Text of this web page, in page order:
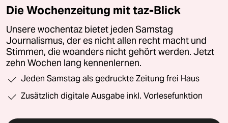
Die Wochenzeitung mit taz-Blick
Unsere wochentaz bietet jeden Samstag
Journalismus, der es nicht allen recht macht und
Stimmen, die woanders nicht gehört werden. Jetzt
zehn Wochen lang kennenlernen.
Jeden Samstag als gedruckte Zeitung frei Haus
Zusätzlich digitale Ausgabe inkl. Vorlesefunktion